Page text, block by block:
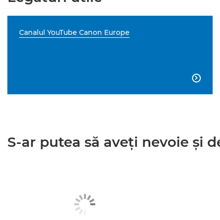
Canalul YouTube Canon Europe

S-ar putea să aveţi nevoie şi